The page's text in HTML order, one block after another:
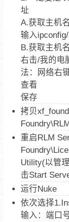
址
A.获取主机
输入
B.获取主机
右击/我的电
法：网络右
查看
保存
拷贝
重启RLM
Utility(以管
击Start
运行Nuke
依次选择
输入：端口